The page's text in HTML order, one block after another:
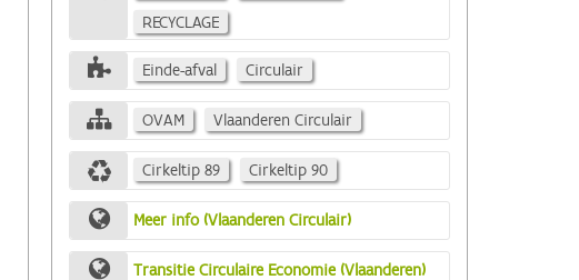
RECYCLAGE
Einde-afval Circulair
OVAM Vlaanderen Circulair
Cirkeltip 89 Cirkeltip 90
Meer info (Vlaanderen Circulair)
Transitie Circulaire Economie (Vlaanderen)